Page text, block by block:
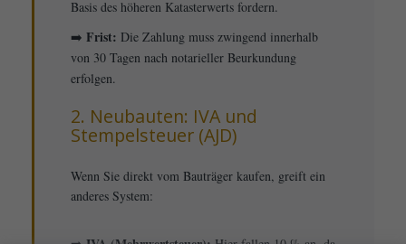
Basis des höheren Katasterwerts fordern.
➡️ Frist: Die Zahlung muss zwingend innerhalb
von 30 Tagen nach notarieller Beurkundung
erfolgen.
2. Neubauten: IVA und
Stempelsteuer (AJD)
Wenn Sie direkt vom Bauträger kaufen, greift ein
anderes System: